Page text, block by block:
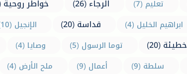
تعليم (7) الرجاء (26) خواطر روحية
ابراهيم الخليل (4) قداسة (20) الإنجيل (10)
خطيئة (20) توما الرسول (5) وصايا (4)
سلطة (9) أعمال (9) ملح الأرض (4)